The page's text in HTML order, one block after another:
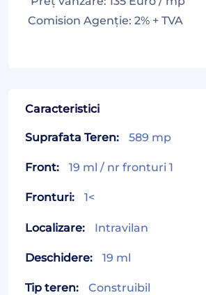
Comision Agenție: 2% + TVA
Caracteristici
Suprafata Teren: 589 mp
Front: 19 ml / nr fronturi 1
Fronturi: 1<
Localizare: Intravilan
Deschidere: 19 ml
Tip teren: Construibil